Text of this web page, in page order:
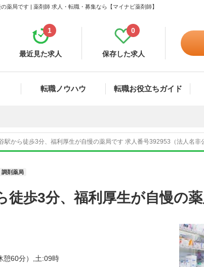
薬局です | 薬剤師 求人・転職・募集なら【マイナビ薬剤師】
最近見た求人
1
保存した求人
0
転職ノウハウ 転職お役立ちガイド
駅から徒歩3分、福利厚生が自慢の薬局です 求人番号392953（法人名非
調剤薬局
徒歩3分、福利厚生が自慢の
憩60分）,土:09時